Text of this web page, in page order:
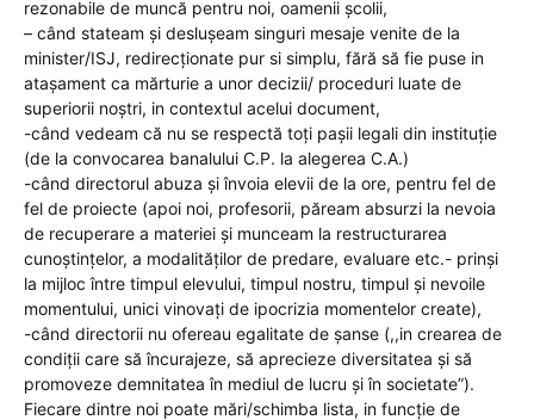
rezonabile de muncă pentru noi, oamenii școlii,
– când stateam și deslușeam singuri mesaje venite de la
minister/ISJ, redirecționate pur si simplu, fără să fie puse in
atașament ca mărturie a unor decizii/ proceduri luate de
superiorii noștri, in contextul acelui document,
-când vedeam că nu se respectă toți pașii legali din instituție
(de la convocarea banalului C.P. la alegerea C.A.)
-când directorul abuza și învoia elevii de la ore, pentru fel de
fel de proiecte (apoi noi, profesorii, păream absurzi la nevoia
de recuperare a materiei și munceam la restructurarea
cunoștințelor, a modalităților de predare, evaluare etc.- prinși
la mijloc între timpul elevului, timpul nostru, timpul și nevoile
momentului, unici vinovați de ipocrizia momentelor create),
-când directorii nu ofereau egalitate de șanse (,,in crearea de
condiții care să încurajeze, să aprecieze diversitatea și să
promoveze demnitatea în mediul de lucru și în societate”).
Fiecare dintre noi poate mări/schimba lista, in funcție de